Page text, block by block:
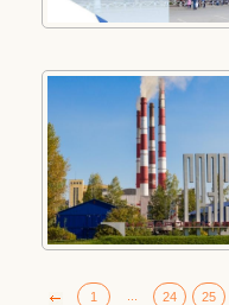
1 24 25